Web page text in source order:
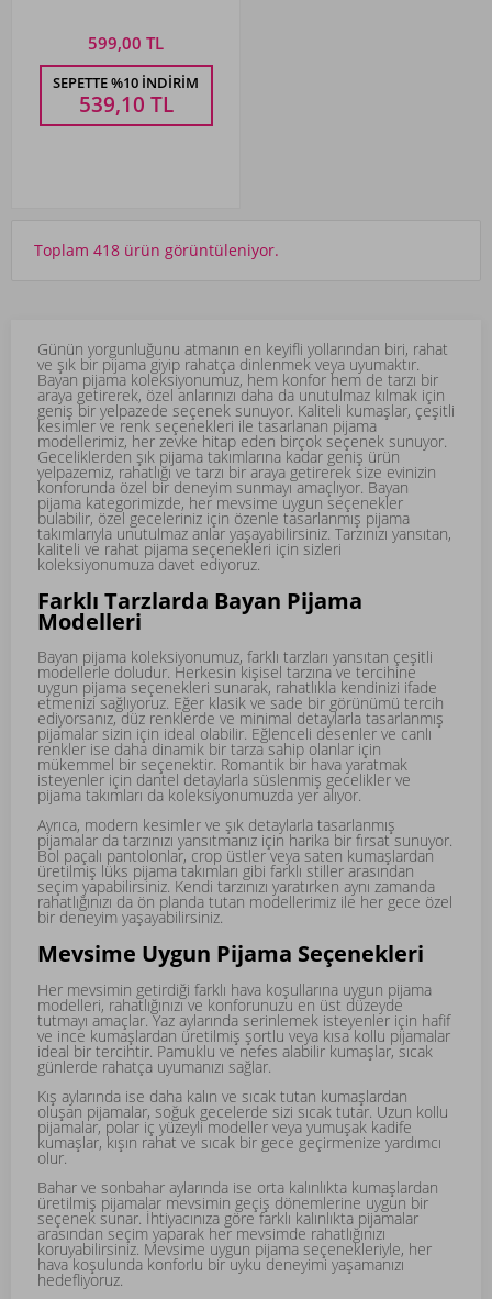
599,00 TL
SEPETTE %10 İNDIRIM
539,10 TL
Toplam 418 ürün görüntüleniyor.
Günün yorgunluğunu atmanın en keyifli yollarından biri, rahat
ve şık bir pijama giyip rahatça dinlenmek veya uyumaktır.
Bayan pijama koleksiyonumuz, hem konfor hem de tarzı bir
araya getirerek, özel anlarınızı daha da unutulmaz kılmak için
geniş bir yelpazede seçenek sunuyor. Kaliteli kumaşlar, çeşitli
kesimler ve renk seçenekleri ile tasarlanan pijama
modellerimiz, her zevke hitap eden birçok seçenek sunuyor.
Geceliklerden şık pijama takımlarına kadar geniş ürün
yelpazemiz, rahatlığı ve tarzı bir araya getirerek size evinizin
konforunda özel bir deneyim sunmayı amaçlıyor. Bayan
pijama kategorimizde, her mevsime uygun seçenekler
bulabilir, özel geceleriniz için özenle tasarlanmış pijama
takımlarıyla unutulmaz anlar yaşayabilirsiniz. Tarzınızı yansıtan,
kaliteli ve rahat pijama seçenekleri için sizleri
koleksiyonumuza davet ediyoruz.
Farklı Tarzlarda Bayan Pijama
Modelleri
Bayan pijama koleksiyonumuz, farklı tarzları yansıtan çeşitli
modellerle doludur. Herkesin kişisel tarzına ve tercihine
uygun pijama seçenekleri sunarak, rahatlıkla kendinizi ifade
etmenizi sağlıyoruz. Eğer klasik ve sade bir görünümü tercih
ediyorsanız, düz renklerde ve minimal detaylarla tasarlanmış
pijamalar sizin için ideal olabilir. Eğlenceli desenler ve canlı
renkler ise daha dinamik bir tarza sahip olanlar için
mükemmel bir seçenektir. Romantik bir hava yaratmak
isteyenler için dantel detaylarla süslenmiş gecelikler ve
pijama takımları da koleksiyonumuzda yer alıyor.
Ayrıca, modern kesimler ve şık detaylarla tasarlanmış
pijamalar da tarzınızı yansıtmanız için harika bir fırsat sunuyor.
Bol paçalı pantolonlar, crop üstler veya saten kumaşlardan
üretilmiş lüks pijama takımları gibi farklı stiller arasından
seçim yapabilirsiniz. Kendi tarzınızı yaratırken aynı zamanda
rahatlığınızı da ön planda tutan modellerimiz ile her gece özel
bir deneyim yaşayabilirsiniz.
Mevsime Uygun Pijama Seçenekleri
Her mevsimin getirdiği farklı hava koşullarına uygun pijama
modelleri, rahatlığınızı ve konforunuzu en üst düzeyde
tutmayı amaçlar. Yaz aylarında serinlemek isteyenler için hafif
ve ince kumaşlardan üretilmiş şortlu veya kısa kollu pijamalar
ideal bir tercihtir. Pamuklu ve nefes alabilir kumaşlar, sıcak
günlerde rahatça uyumanızı sağlar.
Kış aylarında ise daha kalın ve sıcak tutan kumaşlardan
oluşan pijamalar, soğuk gecelerde sizi sıcak tutar. Uzun kollu
pijamalar, polar iç yüzeyli modeller veya yumuşak kadife
kumaşlar, kışın rahat ve sıcak bir gece geçirmenize yardımcı
olur.
Bahar ve sonbahar aylarında ise orta kalınlıkta kumaşlardan
üretilmiş pijamalar mevsimin geçiş dönemlerine uygun bir
seçenek sunar. İhtiyacınıza göre farklı kalınlıkta pijamalar
arasından seçim yaparak her mevsimde rahatlığınızı
koruyabilirsiniz. Mevsime uygun pijama seçenekleriyle, her
hava koşulunda konforlu bir uyku deneyimi yaşamanızı
hedefliyoruz.